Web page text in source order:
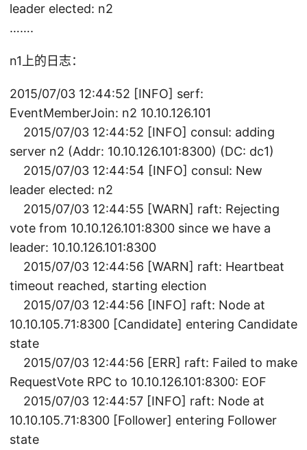
leader elected: n2
…….
n1上的日志：
2015/07/03 12:44:52 [INFO] serf:
EventMemberJoin: n2 10.10.126.101
2015/07/03 12:44:52 [INFO] consul: adding
server n2 (Addr: 10.10.126.101:8300) (DC: dc1)
2015/07/03 12:44:54 [INFO] consul: New
leader elected: n2
2015/07/03 12:44:55 [WARN] raft: Rejecting
vote from 10.10.126.101:8300 since we have a
leader: 10.10.126.101:8300
2015/07/03 12:44:56 [WARN] raft: Heartbeat
timeout reached, starting election
2015/07/03 12:44:56 [INFO] raft: Node at
10.10.105.71:8300 [Candidate] entering Candidate
state
2015/07/03 12:44:56 [ERR] raft: Failed to make
RequestVote RPC to 10.10.126.101:8300: EOF
2015/07/03 12:44:57 [INFO] raft: Node at
10.10.105.71:8300 [Follower] entering Follower
state